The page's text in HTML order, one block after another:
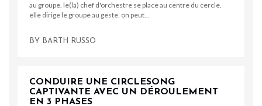
au groupe. le(la) chef d'orchestre se place au centre du cercle.
elle dirige le groupe au geste. on peut…
BY BARTH RUSSO
CONDUIRE UNE CIRCLESONG
CAPTIVANTE AVEC UN DÉROULEMENT
EN 3 PHASES